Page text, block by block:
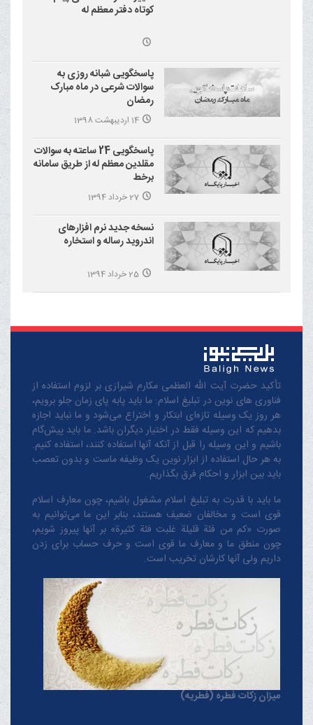
کوتاه دفتر معظم له
پاسخگویی شبانه روزی به
سوالات شرعی در ماه مبارک
رمضان
14 اردیبهشت 1398
پاسخگویی 24 ساعته به سوالات
مقلدین معظم له از طریق سامانه
برخط
27 خرداد 1394
نسخه جدید نرم افزارهای
اندروید رساله و استخاره
25 خرداد 1394
تأکید حضرت آیت الله العظمی مکارم شیرازی بر لزوم استفاده از
فناوری های نوین در تبلیغ اسلام: ما باید پابه پای زمان جلو برویم،
هر روز یک وسیله تازه‌ای ابتکار و اختراع می‌شود و ما نباید اجازه
بدهیم که این وسیله فقط در اختیار دیگران باشد. ما باید پیش‌گام
باشیم و این وسیله را قبل از آنکه آنها استفاده کنند، استفاده کنیم.
به هر حال استفاده از ابزار نوین یک وظیفه ماست و بدون تعصب
باید بین ابزار و احکام فرق بگذاریم.
ما باید با قدرت به تبلیغ اسلام مشغول باشیم، چون معارف اسلام
قوی است و مخالفان ضعیف هستند، بنابر این ما می‌توانیم به
صورت «کم من فئة قلیلة غلبت فئة کثیرة» بر آنها پیروز شویم،
چون منطق‌ ما و معارف ‌ما قوی است و حرف حساب برای زدن
داریم ولی آنها کارشان تخریب است.
میزان زکات فطره (فطریه)